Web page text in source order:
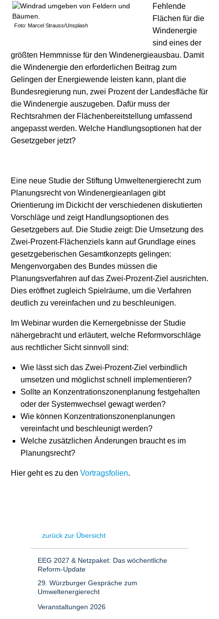
Foto: Marcel Strauss/Unsplash
Fehlende
Flächen für die
Windenergie
sind eines der
größten Hemmnisse für den Windenergieausbau. Damit
die Windenergie den erforderlichen Beitrag zum
Gelingen der Energiewende leisten kann, plant die
Bundesregierung nun, zwei Prozent der Landesfläche für
die Windenergie auszugeben. Dafür muss der
Rechtsrahmen der Flächenbereitstellung umfassend
angepasst werden. Welche Handlungsoptionen hat der
Gesetzgeber jetzt?
Eine neue Studie der Stiftung Umweltenergierecht zum
Planungsrecht von Windenergieanlagen gibt
Orientierung im Dickicht der verschiedenen diskutierten
Vorschläge und zeigt Handlungsoptionen des
Gesetzgebers auf. Die Studie zeigt: Die Umsetzung des
Zwei-Prozent-Flächenziels kann auf Grundlage eines
gesetzgeberischen Gesamtkonzepts gelingen:
Mengenvorgaben des Bundes müssen die
Planungsverfahren auf das Zwei-Prozent-Ziel ausrichten.
Dies eröffnet zugleich Spielräume, um die Verfahren
deutlich zu vereinfachen und zu beschleunigen.
Im Webinar wurden die Kernergebnisse der Studie
nähergebracht und erläutert, welche Reformvorschläge
aus rechtlicher Sicht sinnvoll sind:
Wie lässt sich das Zwei-Prozent-Ziel verbindlich
umsetzen und möglichst schnell implementieren?
Sollte an Konzentrationszonenplanung festgehalten
oder der Systemwechsel gewagt werden?
Wie können Konzentrationszonenplanungen
vereinfacht und beschleunigt werden?
Welche zusätzlichen Änderungen braucht es im
Planungsrecht?
Hier geht es zu den Vortragsfolien.
zurück zur Übersicht
EEG 2027 & Netzpaket: Das wöchentliche
Reform-Update
29. Würzburger Gespräche zum
Umweltenergierecht
Veranstaltungen 2026